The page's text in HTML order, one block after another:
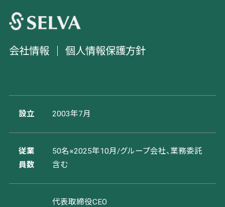
会社情報 個人情報保護方針
設立 2003年7月
従業
員数
50名※2025年10月/グループ会社、業務委託
含む
代表取締役CEO